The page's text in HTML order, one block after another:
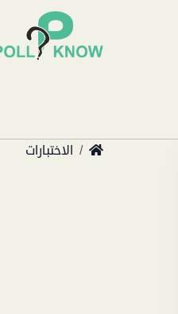
الاختبارات